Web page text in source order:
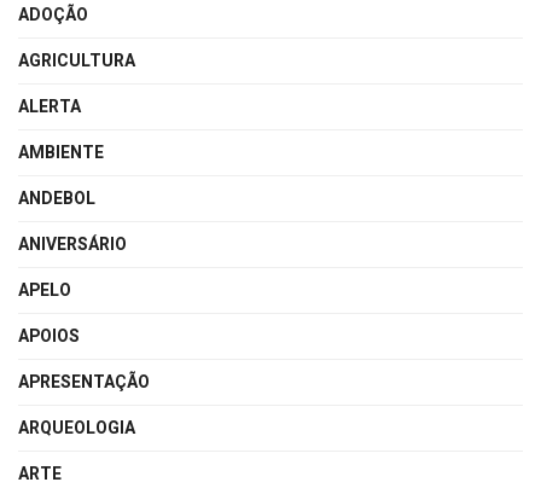
ADOÇÃO
AGRICULTURA
ALERTA
AMBIENTE
ANDEBOL
ANIVERSÁRIO
APELO
APOIOS
APRESENTAÇÃO
ARQUEOLOGIA
ARTE